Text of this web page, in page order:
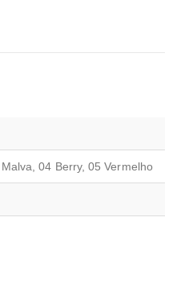
04 Berry, 05 Vermelho